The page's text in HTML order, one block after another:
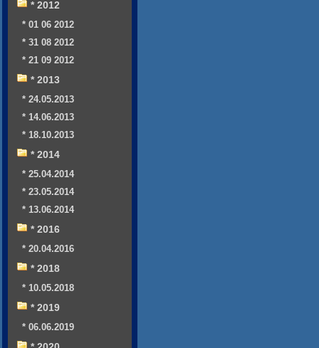
* 2012
* 01 06 2012
* 31 08 2012
* 21 09 2012
* 2013
* 24.05.2013
* 14.06.2013
* 18.10.2013
* 2014
* 25.04.2014
* 23.05.2014
* 13.06.2014
* 2016
* 20.04.2016
* 2018
* 10.05.2018
* 2019
* 06.06.2019